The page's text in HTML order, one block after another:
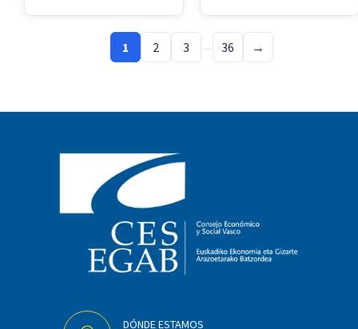
1 2 3 … 36 →
DÓNDE ESTAMOS